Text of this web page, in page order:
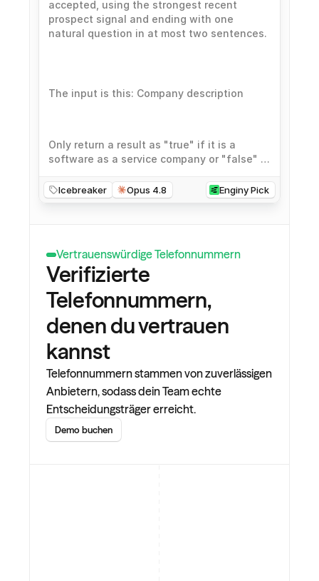
Vertrauenswürdige Telefonnummern
Verifizierte
Telefonnummern,
denen du vertrauen
kannst
Telefonnummern stammen von zuverlässigen
Anbietern, sodass dein Team echte
Entscheidungsträger erreicht.
Demo buchen
accepted, using the strongest recent
prospect signal and ending with one
natural question in at most two sentences.
The input is this: Company description
Only return a result as "true" if it is a
software as a service company or "false" if
Icebreaker Opus 4.8 Enginy Pick